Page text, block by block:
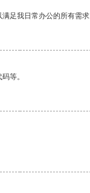
足我日常办公的所有需
等。